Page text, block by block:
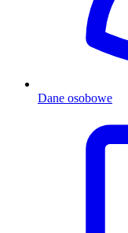
Dane osobowe